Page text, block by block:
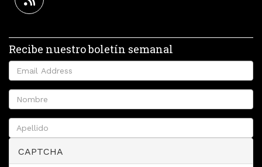
Recibe nuestro boletín semanal
CAPTCHA